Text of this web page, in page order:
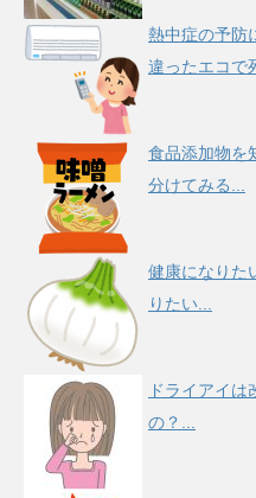
熱中症の予防
違ったエコで
食品添加物
分けてみる...
健康になりた
りたい...
ドライアイ
の？...